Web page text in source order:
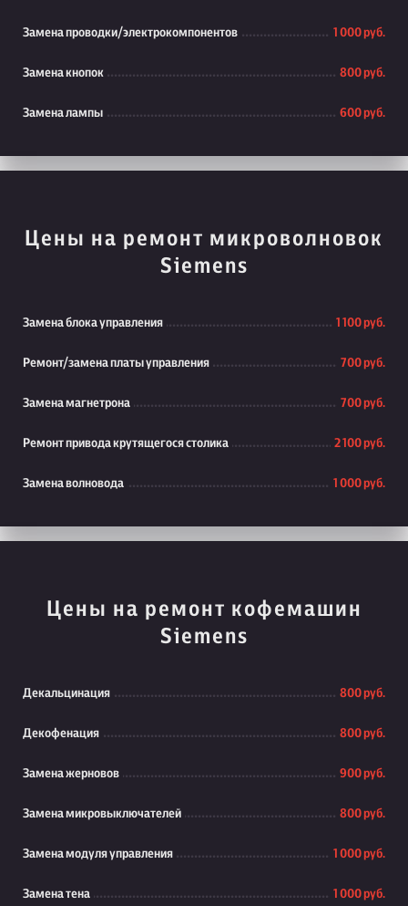
Замена проводки/электрокомпонентов 1 000 руб.
Замена кнопок 800 руб.
Замена лампы 600 руб.
Цены на ремонт микроволновок
Siemens
Замена блока управления 1 100 руб.
Ремонт/замена платы управления 700 руб.
Замена магнетрона 700 руб.
Ремонт привода крутящегося столика 2 100 руб.
Замена волновода 1 000 руб.
Цены на ремонт кофемашин
Siemens
Декальцинация 800 руб.
Декофенация 800 руб.
Замена жерновов 900 руб.
Замена микровыключателей 800 руб.
Замена модуля управления 1 000 руб.
Замена тена 1 000 руб.